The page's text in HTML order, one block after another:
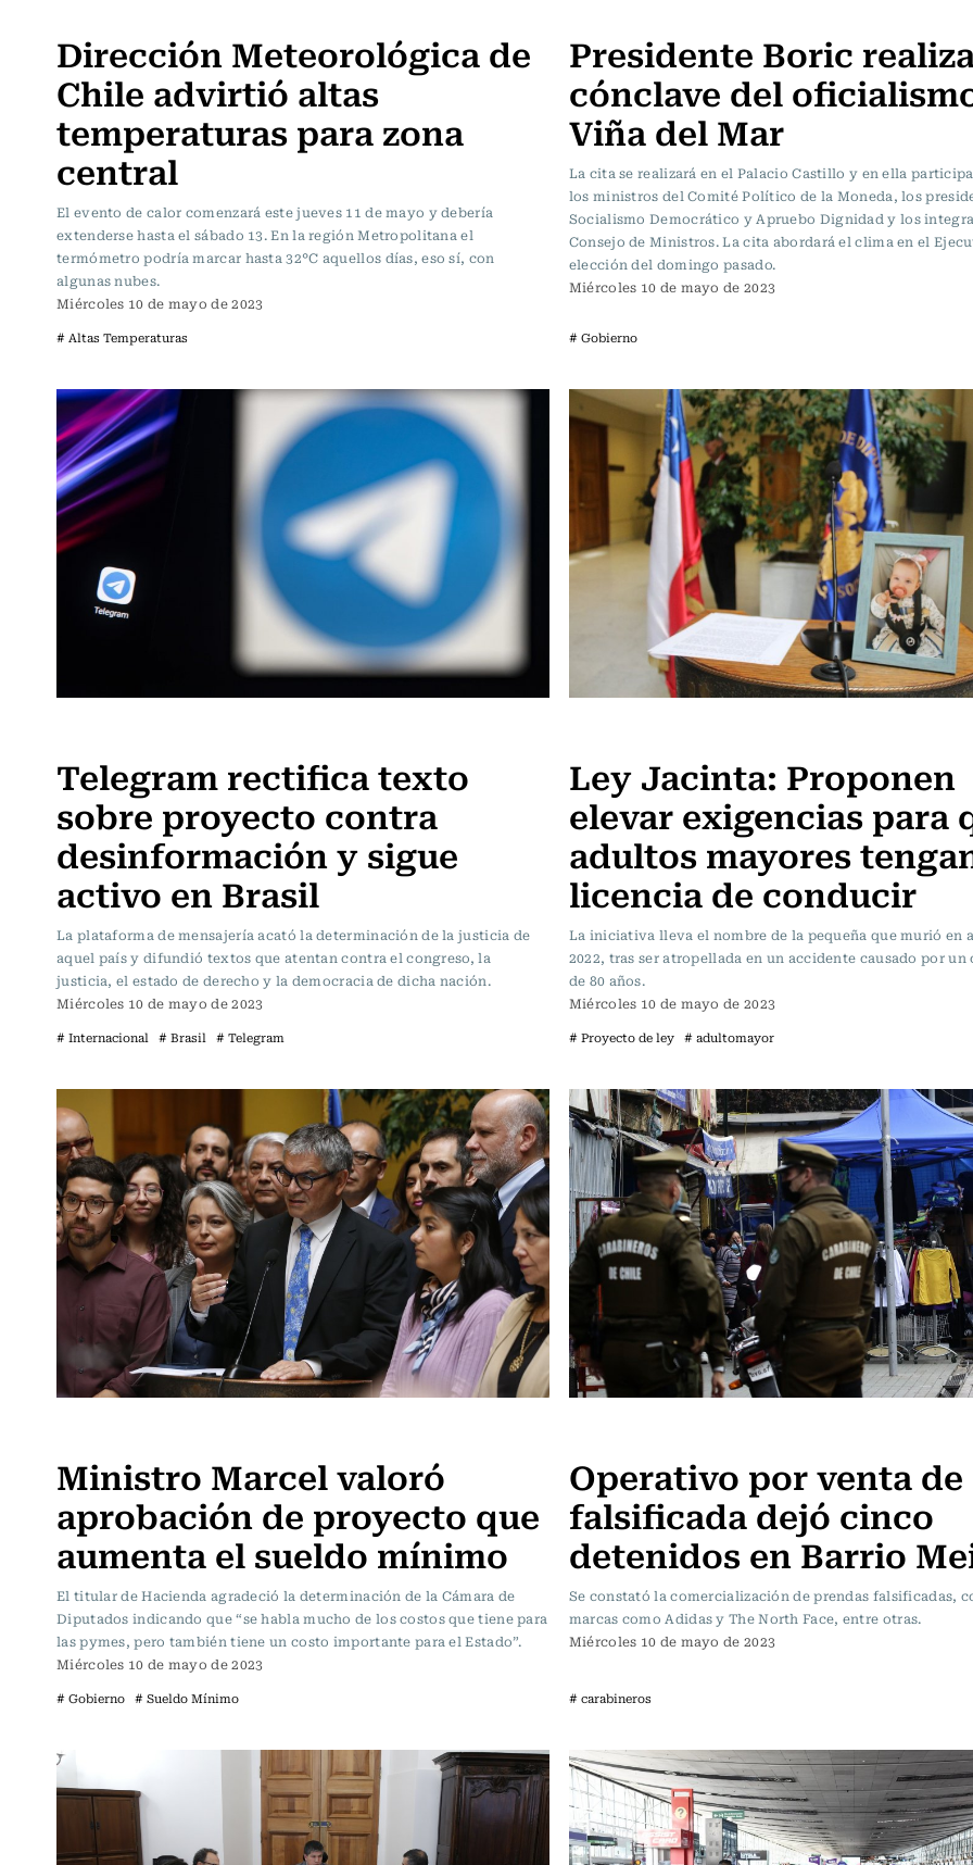
Dirección Meteorológica de
Chile advirtió altas
temperaturas para zona
central
El evento de calor comenzará este jueves 11 de mayo y debería
extenderse hasta el sábado 13. En la región Metropolitana el
termómetro podría marcar hasta 32°C aquellos días, eso sí, con
algunas nubes.
Miércoles 10 de mayo de 2023
# Altas Temperaturas
Presidente Boric
cónclave del
Viña del Mar
La cita se realizará en el Palacio Castillo y en ella
los ministros del Comité Político de la Moneda, los
Socialismo Democrático y Apruebo Dignidad y los
Consejo de Ministros. La cita abordará el clima en el
elección del domingo pasado.
Miércoles 10 de mayo de 2023
# Gobierno
Telegram rectifica texto
sobre proyecto contra
desinformación y sigue
activo en Brasil
La plataforma de mensajería acató la determinación de la justicia de
aquel país y difundió textos que atentan contra el congreso, la
justicia, el estado de derecho y la democracia de dicha nación.
Miércoles 10 de mayo de 2023
# Internacional # Brasil # Telegram
Ley Jacinta: Proponen
elevar exigencias para
adultos mayores
licencia de conducir
La iniciativa lleva el nombre de la pequeña que murió en
2022, tras ser atropellada en un accidente causado por
de 80 años.
Miércoles 10 de mayo de 2023
# Proyecto de ley # adultomayor
Ministro Marcel valoró
aprobación de proyecto que
aumenta el sueldo mínimo
El titular de Hacienda agradeció la determinación de la Cámara de
Diputados indicando que “se habla mucho de los costos que tiene para
las pymes, pero también tiene un costo importante para el Estado”.
Miércoles 10 de mayo de 2023
# Gobierno # Sueldo Mínimo
Operativo por venta
falsificada dejó cinco
detenidos en Barrio
Se constató la comercialización de prendas falsificadas,
marcas como Adidas y The North Face, entre otras.
Miércoles 10 de mayo de 2023
# carabineros